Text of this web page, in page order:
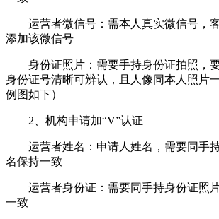
运营者微信号：需本人真实微信号，
添加该微信号
身份证照片：需要手持身份证拍照，
身份证号清晰可辨认，且人像同本人照片
例图如下）
2、机构申请加“V”认证
运营者姓名：申请人姓名，需要同手
名保持一致
运营者身份证：需要同手持身份证照
一致